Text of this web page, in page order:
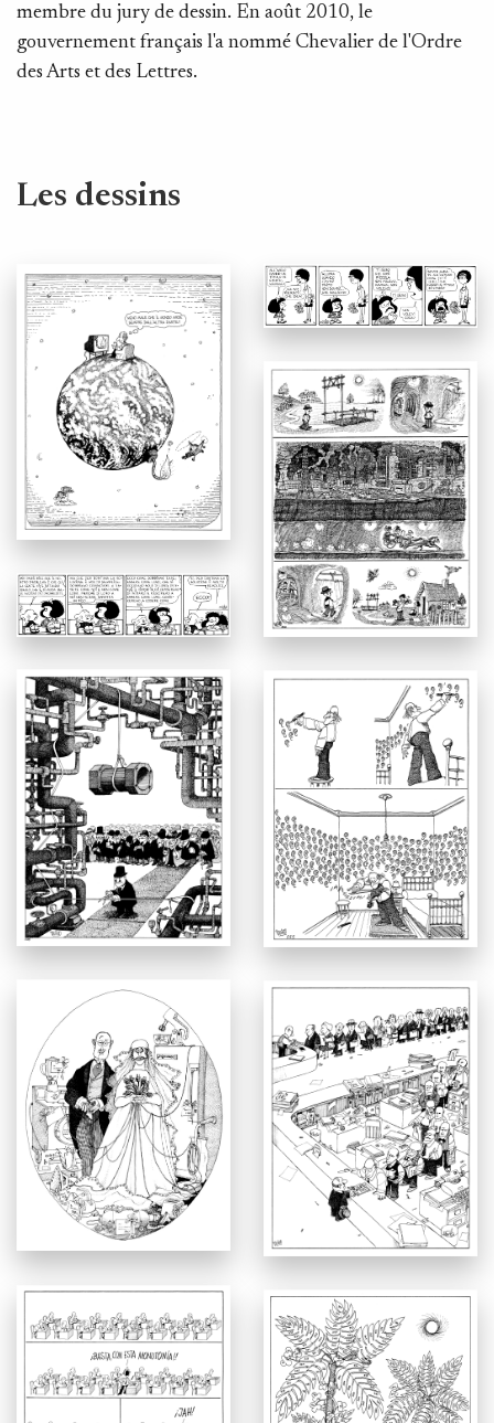
membre du jury de dessin. En août 2010, le
gouvernement français l'a nommé Chevalier de l'Ordre
des Arts et des Lettres.
Les dessins